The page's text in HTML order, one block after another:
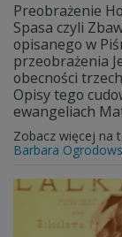
Preobrażenie
Spasa czyli
opisanego w
przeobrażenia
obecności
Opisy tego
ewangeliach
Zobacz więcej na
Barbara